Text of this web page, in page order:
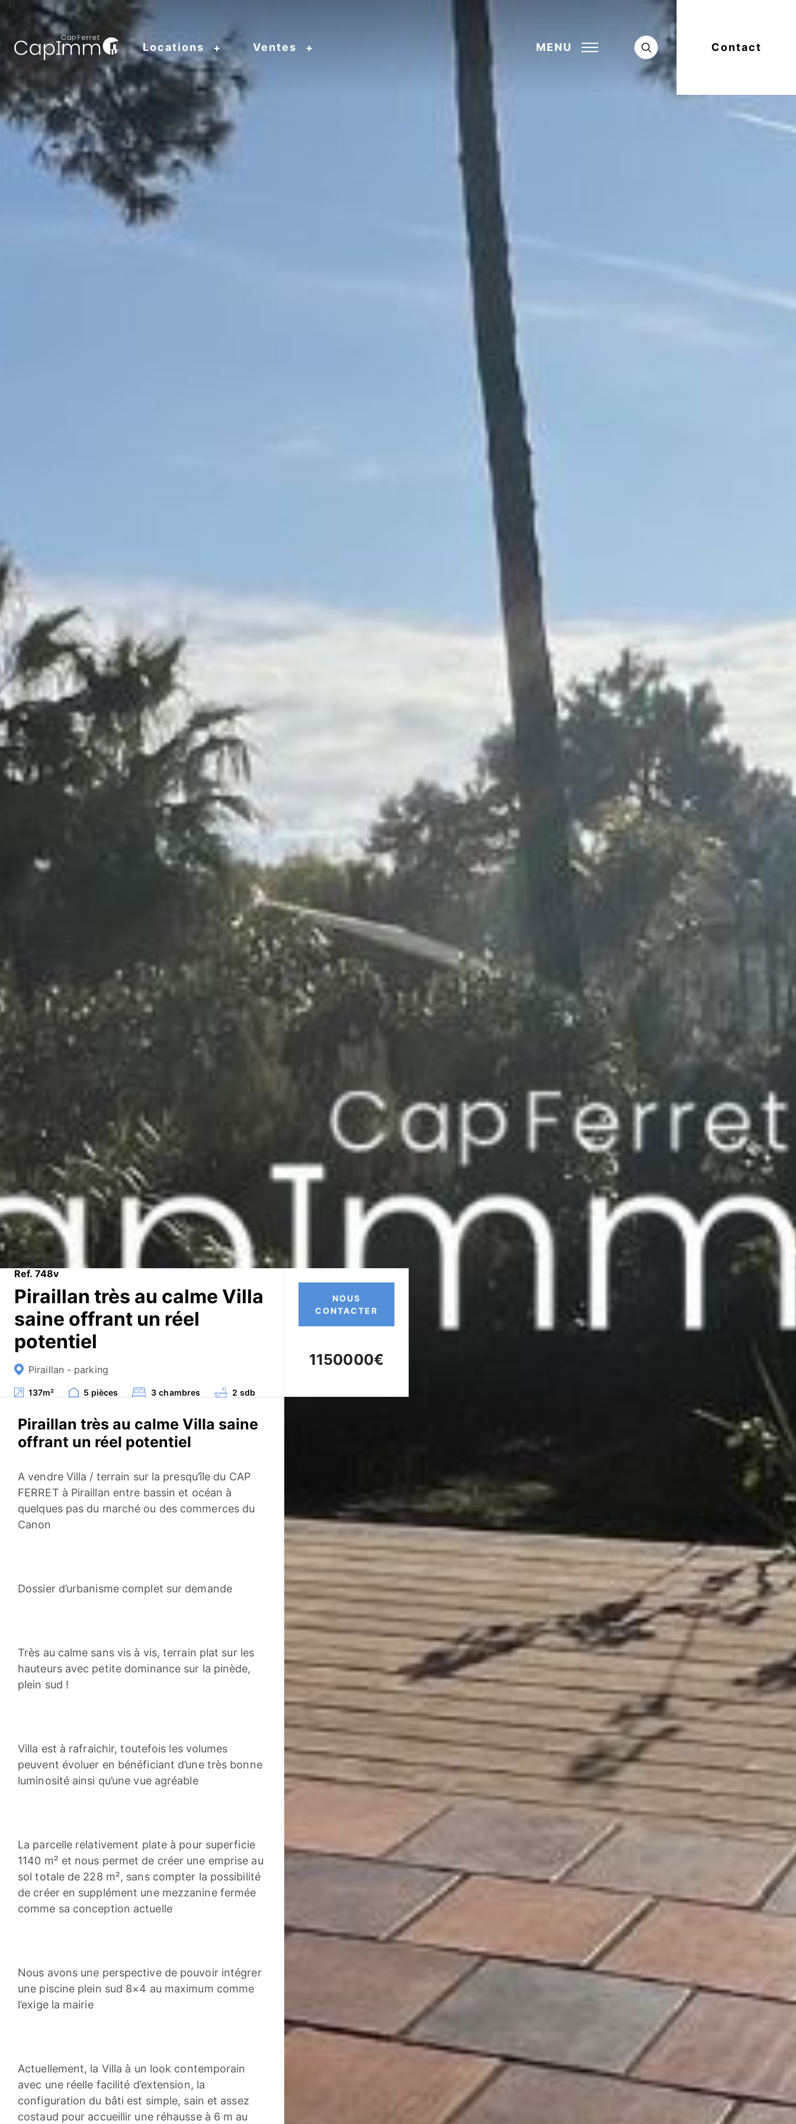
Locations Ventes MENU Contact
Ref. 748v
Piraillan très au calme Villa
saine offrant un réel
potentiel
Piraillan - parking
137m² 5 pièces 3 chambres 2 sdb
NOUS
CONTACTER
1150000€
Piraillan très au calme Villa saine
offrant un réel potentiel
A vendre Villa / terrain sur la presqu’île du CAP
FERRET à Piraillan entre bassin et océan à
quelques pas du marché ou des commerces du
Canon
Dossier d’urbanisme complet sur demande
Très au calme sans vis à vis, terrain plat sur les
hauteurs avec petite dominance sur la pinède,
plein sud !
Villa est à rafraichir, toutefois les volumes
peuvent évoluer en bénéficiant d’une très bonne
luminosité ainsi qu’une vue agréable
La parcelle relativement plate à pour superficie
1140 m² et nous permet de créer une emprise au
sol totale de 228 m², sans compter la possibilité
de créer en supplément une mezzanine fermée
comme sa conception actuelle
Nous avons une perspective de pouvoir intégrer
une piscine plein sud 8×4 au maximum comme
l’exige la mairie
Actuellement, la Villa à un look contemporain
avec une réelle facilité d’extension, la
configuration du bâti est simple, sain et assez
costaud pour accueillir une réhausse à 6 m au